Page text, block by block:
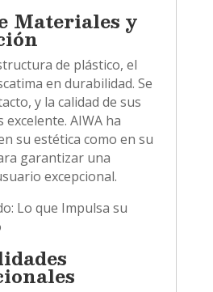
Materiales y
de plástico, el
en durabilidad. Se
y la calidad de sus
AIWA ha
su estética como en su
garantizar una
excepcional.
Lo que Impulsa su